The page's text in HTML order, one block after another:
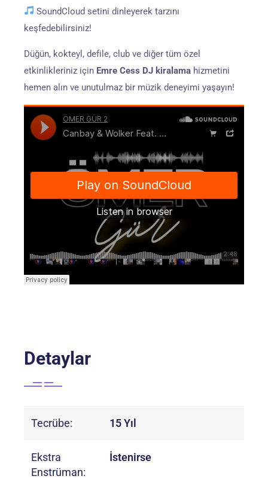
SoundCloud setini dinleyerek tarzını
keşfedebilirsiniz!
Düğün, kokteyl, defile, club ve diğer tüm özel
etkinlikleriniz için Emre Cess DJ kiralama hizmetini
hemen alın ve unutulmaz bir müzik deneyimi yaşayın!
Detaylar
Tecrübe: 15 Yıl
Ekstra
Enstrüman:
İstenirse